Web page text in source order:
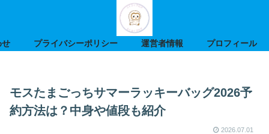
せ プライバシーポリシー 運営者情報 プロフィール
モスたまごっちサマーラッキーバッグ2026予
約方法は？中身や値段も紹介
2026.07.01